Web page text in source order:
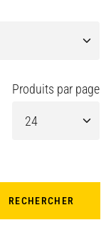
Produits par page
RECHERCHER